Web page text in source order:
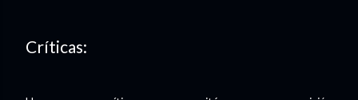
Críticas: